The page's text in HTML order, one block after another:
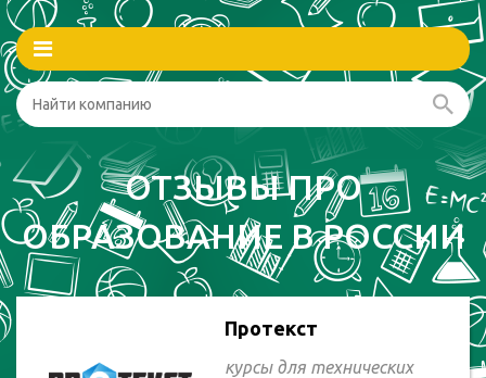
ОТЗЫВЫ ПРО
ОБРАЗОВАНИЕ В РОССИИ
Протекст
курсы для технических